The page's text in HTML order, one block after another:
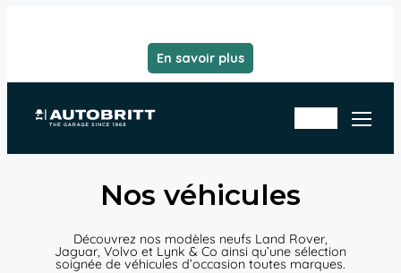
En savoir plus
v
eli
En
ck
Nos véhicules
Découvrez nos modèles neufs Land Rover,
Jaguar, Volvo et Lynk & Co ainsi qu’une sélection
soignée de véhicules d’occasion toutes marques.